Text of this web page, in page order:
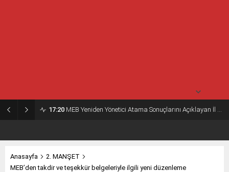
17:20 MEB Yeniden Yönetici Atama Sonuçlarını Açıklayan İl MEM’ler Listesi
Anasayfa
2. MANŞET
MEB’den takdir ve teşekkür belgeleriyle ilgili yeni düzenleme